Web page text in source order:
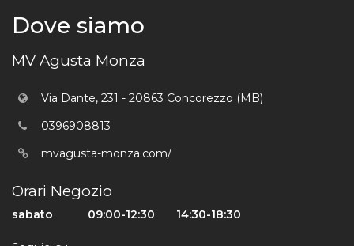
Dove siamo
MV Agusta Monza
Via Dante, 231 - 20863 Concorezzo (MB)
0396908813
mvagusta-monza.com/
Orari Negozio
sabato 09:00-12:30 14:30-18:30